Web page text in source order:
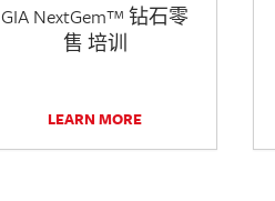
GIA NextGem™ 钻石零
售 培训
LEARN MORE